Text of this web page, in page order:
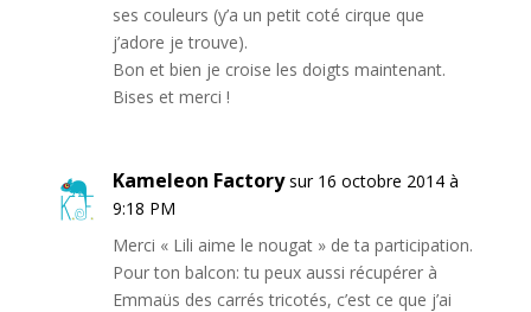
ses couleurs (y’a un petit coté cirque que
j’adore je trouve).
Bon et bien je croise les doigts maintenant.
Bises et merci !
Kameleon Factory sur 16 octobre 2014 à
9:18 PM
Merci « Lili aime le nougat » de ta participation.
Pour ton balcon: tu peux aussi récupérer à
Emmaüs des carrés tricotés, c’est ce que j’ai